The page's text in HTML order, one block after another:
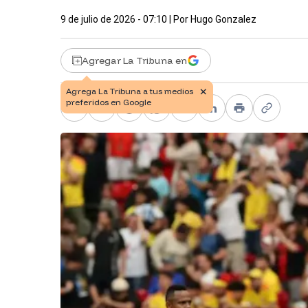
9 de julio de 2026 - 07:10 | Por Hugo Gonzalez
Agregar La Tribuna en
Facebook
X TelegramWhatsApp
PinterestLinkedIn
PrintCopy